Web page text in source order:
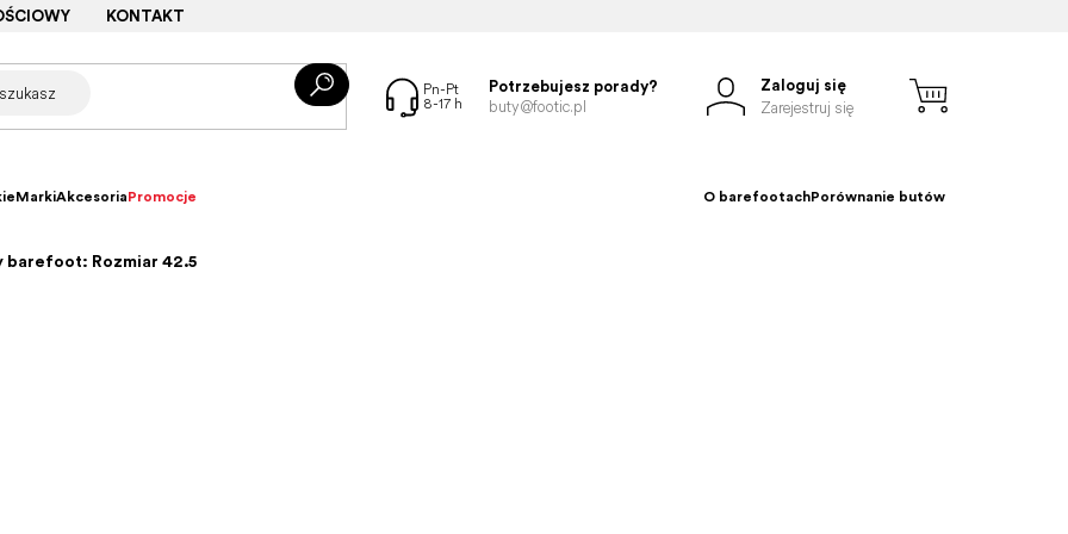
KONTAKT
Potrzebujesz porady?
buty@footic.pl
Zaloguj się
Zarejestruj się
MarkiAkcesoriaPromocje O barefootachPorównanie butów
barefoot: Rozmiar 42.5